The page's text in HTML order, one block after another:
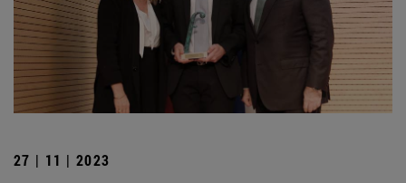
27 | 11 | 2023